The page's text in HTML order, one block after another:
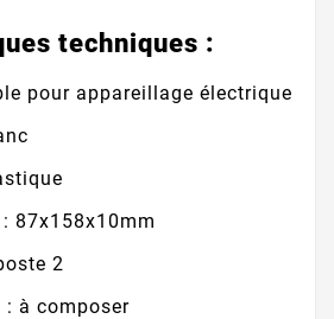
techniques :
pour appareillage électrique
87x158x10mm
2
: à composer